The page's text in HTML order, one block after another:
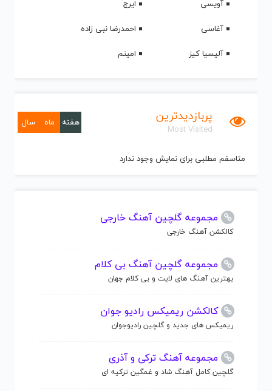
آویسی
ایرج
آغاسی
احمدرضا نبی زاده
آلیسیا کیز
امینم
پربازدیدترین
Most Visited
هفته ماه سال
متاسفم مطلبی برای نمایش وجود ندارد
مجموعه گلچین آهنگ خارجی
کالکشن آهنگ خارجی
مجموعه گلچین آهنگ بی کلام
بهترین آهنگ های لایت و بی کلام جهان
کالکشن ریمیکس رادیو جوان
ریمیکس های جدید و گلچین رادیوجوان
مجموعه آهنگ ترکی و آذری
گلچین کامل آهنگ شاد و غمگین ترکیه ای